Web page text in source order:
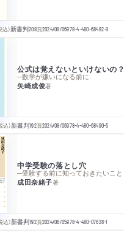
込）新書判208頁2024/08/06978-4-480-68492-9
公式は覚えないといけないの？
─数学が嫌いになる前に
矢崎成俊著
込）新書判192頁2024/08/06978-4-480-68490-5
中学受験の落とし穴
─受験する前に知っておきたいこと
成田奈緒子著
込）新書判192頁2024/06/05978-4-480-07628-1